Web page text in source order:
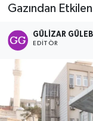
Gazından
GÜLIZAR
EDITÖR